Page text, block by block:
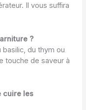
Il vous suffira
?
du thym ou
touche de saveur à
cuire les